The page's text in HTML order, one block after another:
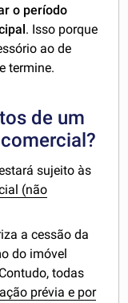
o período
. Isso porque
ao de
termine.
de um
sujeito às
(não
a cessão da
do imóvel
todas
prévia e por